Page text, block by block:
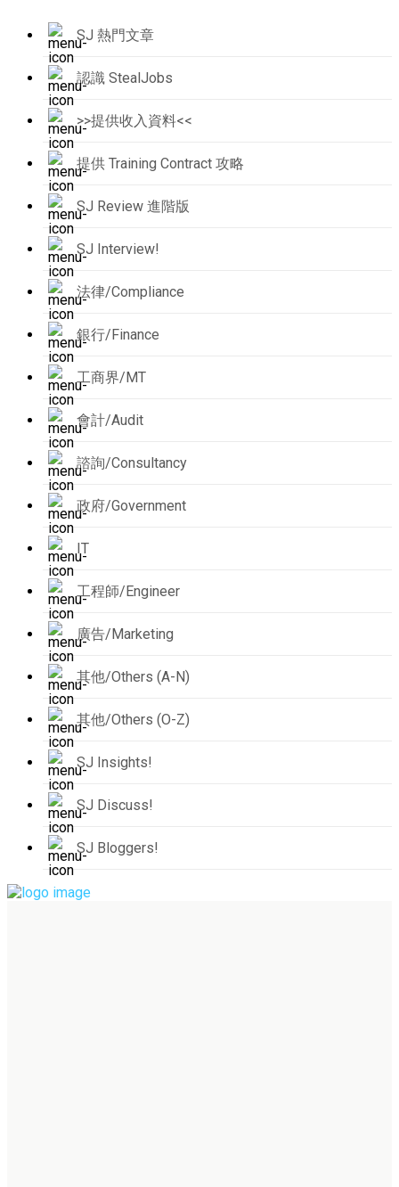
SJ 熱門文章
認識 StealJobs
>>提供收入資料<<
提供 Training Contract 攻略
SJ Review 進階版
SJ Interview!
法律/Compliance
銀行/Finance
工商界/MT
會計/Audit
諮詢/Consultancy
政府/Government
IT
工程師/Engineer
廣告/Marketing
其他/Others (A-N)
其他/Others (O-Z)
SJ Insights!
SJ Discuss!
SJ Bloggers!